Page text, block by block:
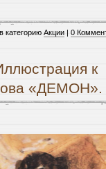
категорию Акции | 0
к
«ДЕМОН».